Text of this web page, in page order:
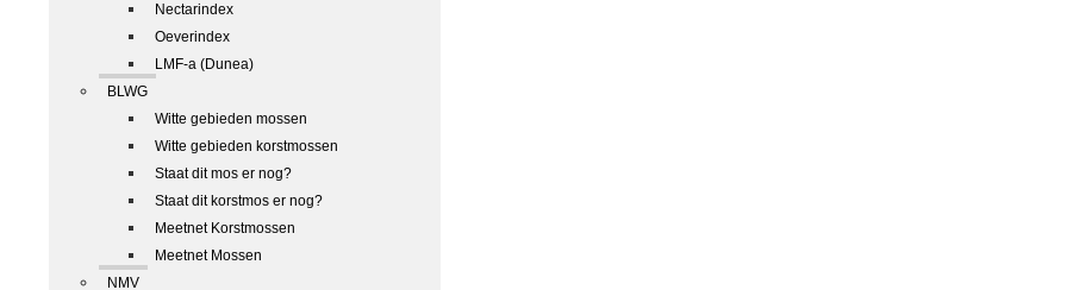
Nectarindex
Oeverindex
LMF-a (Dunea)
BLWG
Witte gebieden mossen
Witte gebieden korstmossen
Staat dit mos er nog?
Staat dit korstmos er nog?
Meetnet Korstmossen
Meetnet Mossen
NMV